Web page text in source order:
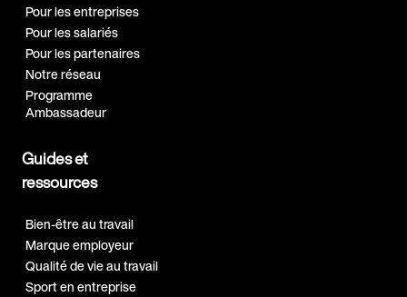
Pour les entreprises
Pour les salariés
Pour les partenaires
Notre réseau
Programme
Ambassadeur
Guides et
ressources
Bien-être au travail
Marque employeur
Qualité de vie au travail
Sport en entreprise